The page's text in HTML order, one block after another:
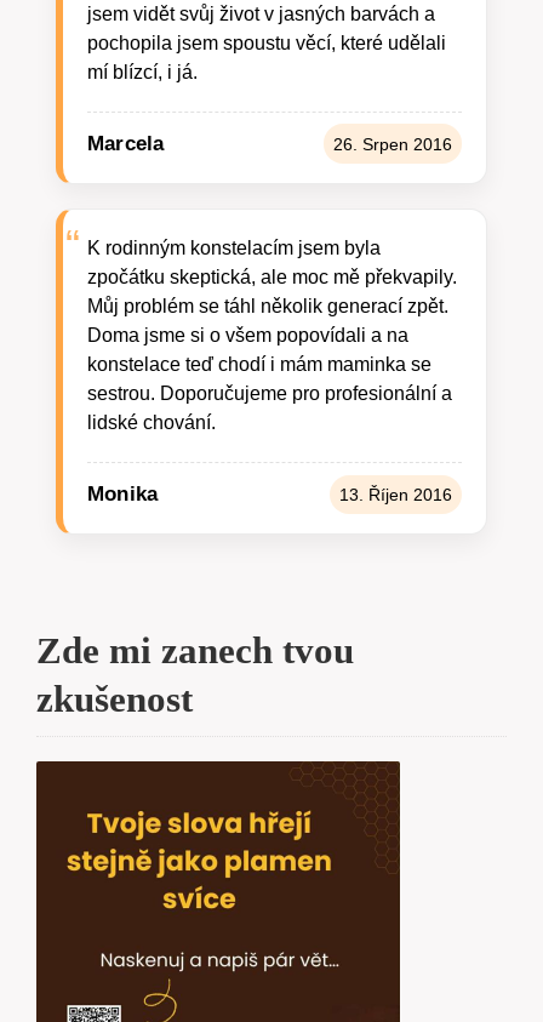
jsem vidět svůj život v jasných barvách a
pochopila jsem spoustu věcí, které udělali
mí blízcí, i já.
Marcela 26. Srpen 2016
K rodinným konstelacím jsem byla
zpočátku skeptická, ale moc mě překvapily.
Můj problém se táhl několik generací zpět.
Doma jsme si o všem popovídali a na
konstelace teď chodí i mám maminka se
sestrou. Doporučujeme pro profesionální a
lidské chování.
Monika 13. Říjen 2016
Zde mi zanech tvou
zkušenost